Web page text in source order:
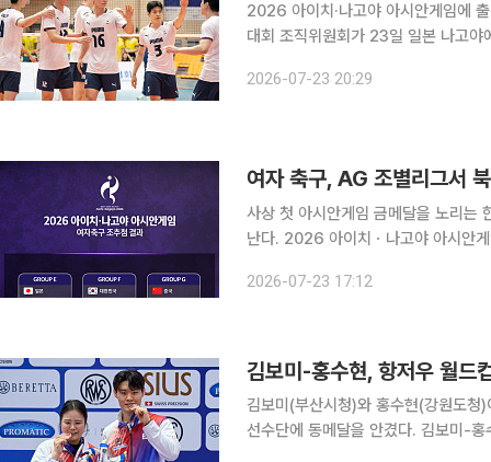
2026 아이치·나고야 아시안게임에
대회 조직위원회가 23일 일본 나고야
2026-07-23 20:29
여자 축구, AG 조별리그서
사상 첫 아시안게임 금메달을 노리는
난다. 2026 아이치ㆍ나고야 아시안게임 조직위원회가 23일 일본 나고야에서 진행한 축구 종목 조
회 여자 축구에는 12개국이 참가한다.
2026-07-23 17:12
김보미-홍수현, 항저우 월드
김보미(부산시청)와 홍수현(강원도
선수단에 동메달을 안겼다. 김보미-홍수현 조는 22일(현지시간) 중국 항저우에서 열린 10ｍ 공기